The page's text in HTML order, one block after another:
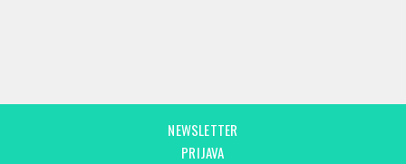
NEWSLETTER
PRIJAVA